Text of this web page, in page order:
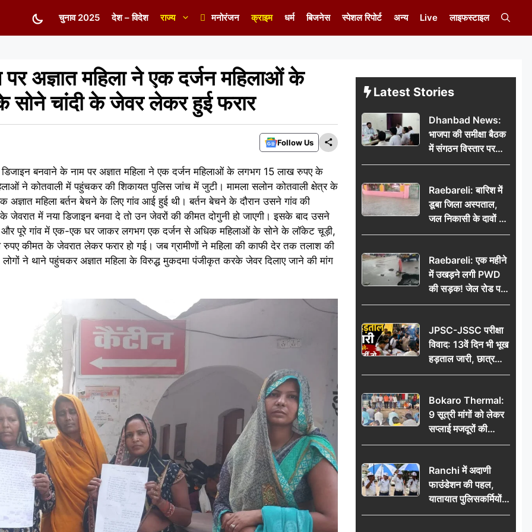
चुनाव 2025 देश – विदेश राज्य मनोरंजन क्राइम धर्म बिजनेस स्पेशल रिपोर्ट अन्य Live लाइफस्टाइल
अज्ञात महिला ने एक दर्जन महिलाओं के
चांदी के जेवर लेकर हुई फरार
Follow Us
डिजाइन बनवाने के नाम पर अज्ञात महिला ने एक दर्जन महिलाओं के लगभग 15 लाख रुपए के
ने कोतवाली में पहुंचकर की शिकायत पुलिस जांच में जुटी। मामला सलोन कोतवाली क्षेत्र के
अज्ञात महिला बर्तन बेचने के लिए गांव आई हुई थी। बर्तन बेचने के दौरान उसने गांव की
में नया डिजाइन बनवा दे तो उन जेवरों की कीमत दोगुनी हो जाएगी। इसके बाद उसने
और पूरे गांव में एक-एक घर जाकर लगभग एक दर्जन से अधिक महिलाओं के सोने के लॉकेट चूड़ी,
कीमत के जेवरात लेकर फरार हो गई। जब ग्रामीणों ने महिला की काफी देर तक तलाश की
ने थाने पहुंचकर अज्ञात महिला के विरुद्ध मुकदमा पंजीकृत करके जेवर दिलाए जाने की मांग
Latest Stories
Dhanbad News:
भाजपा की समीक्षा बैठक
में संगठन विस्तार पर
मंथन, बीडीओ से
जनसमस्याओं का विवरण
Raebareli: बारिश में
डूबा जिला अस्पताल,
जल निकासी के दावों की
खुली पोल
Raebareli: एक महीने
में उखड़ने लगी PWD
की सड़क! जेल रोड पर
गड्ढे ने खोली निर्माण
की उठी मांग
JPSC-JSSC परीक्षा
विवाद: 13वें दिन भी भूख
हड़ताल जारी, छात्र
बोले- जांच नहीं तो
Bokaro Thermal:
9 सूत्री मांगों को लेकर
सप्लाई मजदूरों की
हुंकार, 12 अगस्त के
Ranchi में अदाणी
फाउंडेशन की पहल,
यातायात पुलिसकर्मियों
को वितरित किए गए छाते